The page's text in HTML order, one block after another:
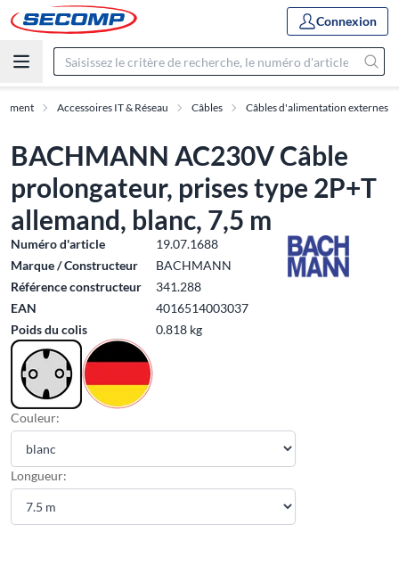
Connexion
Accessoires IT & Réseau Câbles Câbles d'alimentation externes
BACHMANN AC230V Câble
prolongateur, prises type 2P+T
allemand, blanc, 7,5 m
Numéro d'article
19.07.1688
Marque / Constructeur
BACHMANN
Référence constructeur
341.288
EAN
4016514003037
Poids du colis
0.818 kg
Couleur:
Longueur: